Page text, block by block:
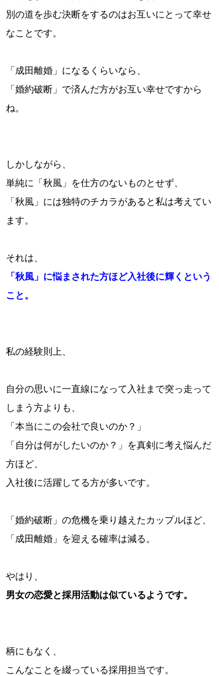
別の道を歩む決断をするのはお互いにとって幸せ
なことです。
「成田離婚」になるくらいなら、
「婚約破断」で済んだ方がお互い幸せですから
ね。
しかしながら、
単純に「秋風」を仕方のないものとせず、
「秋風」には独特のチカラがあると私は考えてい
ます。
それは、
「秋風」に悩まされた方ほど入社後に輝くという
こと。
私の経験則上、
自分の思いに一直線になって入社まで突っ走って
しまう方よりも、
「本当にこの会社で良いのか？」
「自分は何がしたいのか？」を真剣に考え悩んだ
方ほど、
入社後に活躍してる方が多いです。
「婚約破断」の危機を乗り越えたカップルほど、
「成田離婚」を迎える確率は減る。
やはり、
男女の恋愛と採用活動は似ているようです。
柄にもなく、
こんなことを綴っている採用担当です。